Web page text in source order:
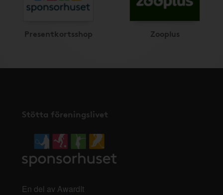
Presentkortsshop Zooplus
Stötta föreningslivet
En del av AwardIt